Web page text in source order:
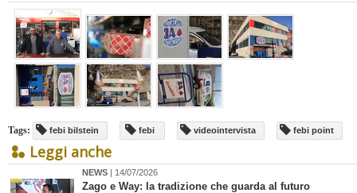
Tags: febi bilstein febi videointervista febi point
Leggi anche
NEWS | 14/07/2026
​Zago e Way: la tradizione che guarda al futuro